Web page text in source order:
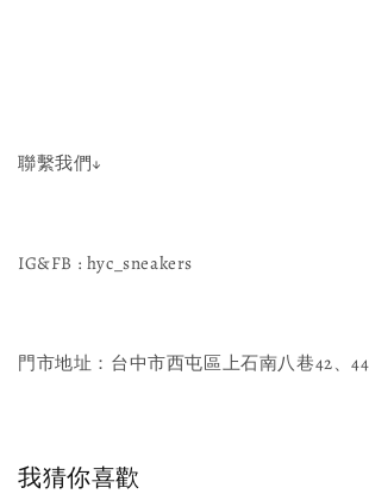
聯繫我們↓
IG&FB : hyc_sneakers
門市地址：台中市西屯區上石南八巷42、
我猜你喜歡